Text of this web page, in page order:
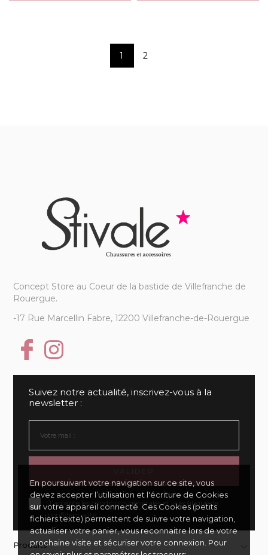
En poursuivant votre navigation sur ce site, vous
devez accepter l’utilisation et l'écriture de Cookies
sur votre appareil connecté. Ces Cookies (petits
fichiers texte) permettent de suivre votre navigation,
actualiser votre panier, vous reconnaitre lors de votre
prochaine visite et sécuriser votre connexion. Pour
1 2
Concept Store au Coeur de la bastide de Villefranche de
Rouergue.
-17 Rue Marcellin Fabre, 12200 Villefranche-de-Rouergue
Suivez notre actualité, inscrivez-vous à la
newsletter :
J'accepte les conditions générales et la politique de
confidentialité
Produits